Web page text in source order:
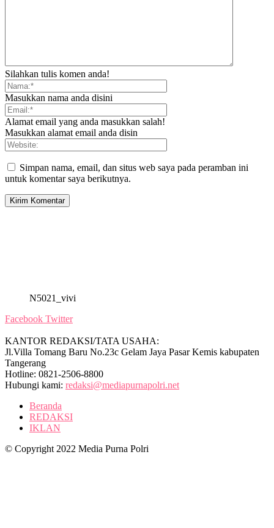
Silahkan tulis komen anda!
Masukkan nama anda disini
Alamat email yang anda masukkan salah!
Masukkan alamat email anda disin
Simpan nama, email, dan situs web saya pada peramban ini
untuk komentar saya berikutnya.
N5021_vivi
Facebook Twitter
KANTOR REDAKSI/TATA USAHA:
Jl.Villa Tomang Baru No.23c Gelam Jaya Pasar Kemis kabupaten
Tangerang
Hotline: 0821-2506-8800
Hubungi kami: redaksi@mediapurnapolri.net
Beranda
REDAKSI
IKLAN
© Copyright 2022 Media Purna Polri